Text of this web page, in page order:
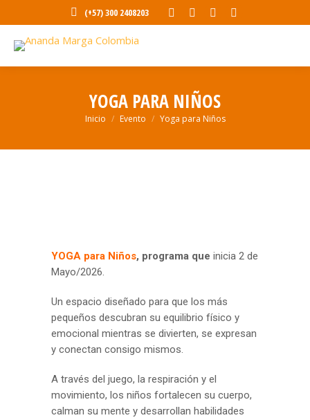
(+57) 300 2408203
Abrir
una
ventana/pestaña
Abrir
una
ventana/pestaña
Abrir
una
ventana/pestaña
una
YOGA PARA NIÑOS
Estás aquí:
Inicio Evento Yoga para Niños
YOGA para Niños, programa que inicia 2 de
Mayo/2026.
Un espacio diseñado para que los más
pequeños descubran su equilibrio físico y
emocional mientras se divierten, se expresan
y conectan consigo mismos.
A través del juego, la respiración y el
movimiento, los niños fortalecen su cuerpo,
calman su mente y desarrollan habilidades